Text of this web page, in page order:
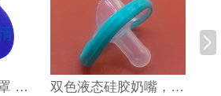
液态硅胶防尘面罩 精密防粉尘面具配件 医疗级液态硅胶材质，亲肤佩戴舒适 双色液态硅胶奶嘴，液态硅胶母婴用品定制生产厂家，深圳液态硅胶制品工厂